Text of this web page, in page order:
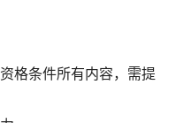
格条件所有内容，需提